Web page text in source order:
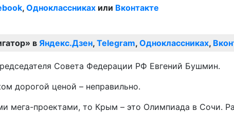
, Одноклассниках или Вконтакте
в Яндекс.Дзен, Telegram, Одноклассниках,
Совета Федерации РФ Евгений Бушмин.
дорогой ценой – неправильно.
мега-проектами, то Крым – это Олимпиада в Сочи.